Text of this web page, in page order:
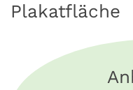
Plakatfläche